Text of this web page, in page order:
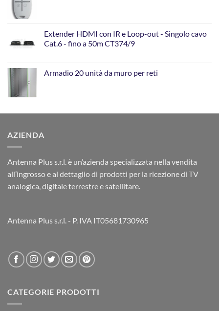
Extender HDMI con IR e Loop-out - Singolo cavo
Cat.6 - fino a 50m CT374/9
Armadio 20 unità da muro per reti
AZIENDA
Antenna Plus s.r.l. è un’azienda specializzata nella vendita
all’ingrosso e al dettaglio di prodotti per la ricezione di TV
analogica, digitale terrestre e satellitare.
Antenna Plus s.r.l. - P. IVA IT05681730965
CATEGORIE PRODOTTI